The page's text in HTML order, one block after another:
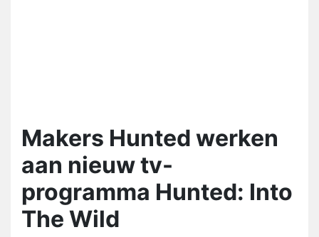
Makers Hunted werken
aan nieuw tv-
programma Hunted: Into
The Wild